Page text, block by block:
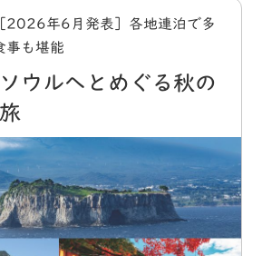
2026年6月発表］各地連泊で多
事も堪能
ウルへとめぐる秋の